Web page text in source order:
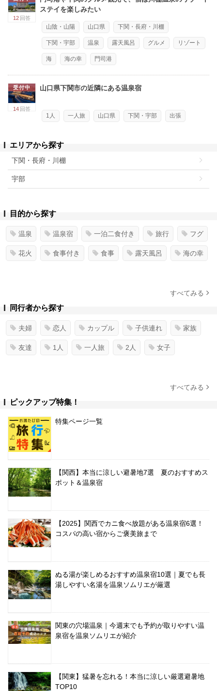
12 回答
ステイを楽しみたい
山陰・山陽 山口県 下関・長府・川棚
下関・宇部 温泉 露天風呂 グルメ リゾート
海 海の幸 門司港
受付中
14 回答
山口県下関市の近隣にある温泉宿
1人 一人旅 山口県 下関・宇部 出張
エリアから探す
下関・長府・川棚
宇部
目的から探す
温泉 温泉宿 一泊二食付き 旅行 フグ
花火 食事付き 食事 露天風呂 海の幸
すべてみる
同行者から探す
夫婦 恋人 カップル 子供連れ 家族
友達 1人 一人旅 2人 女子
すべてみる
ピックアップ特集！
特集ページ一覧
【関西】本当に涼しい避暑地7選 夏のおすすめス
ポット＆温泉宿
【2025】関西でカニ食べ放題がある温泉宿6選！
コスパの高い宿からご褒美旅まで
ぬる湯が楽しめるおすすめ温泉宿10選｜夏でも長
湯しやすい名湯を温泉ソムリエが厳選
関東の穴場温泉｜今週末でも予約が取りやすい温
泉宿を温泉ソムリエが紹介
【関東】猛暑を忘れる！本当に涼しい厳選避暑地
TOP10